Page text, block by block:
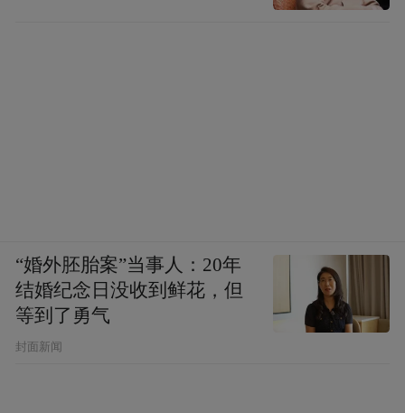
“婚外胚胎案”当事人：20年
结婚纪念日没收到鲜花，但
等到了勇气
封面新闻